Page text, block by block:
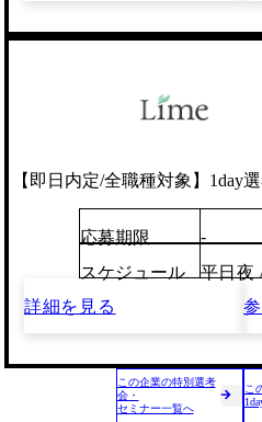
【即日内定/全職種対象】1day
応募期限
-
スケジュール
平日夜
詳細を見る
この企業の特別選考
会・
セミナー一覧へ
こ